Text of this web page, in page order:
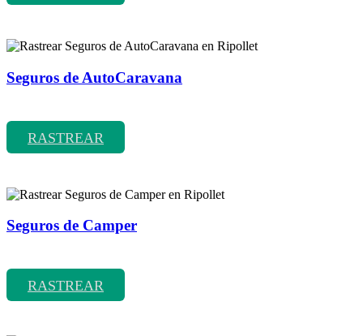
Seguros de AutoCaravana
RASTREAR
Seguros de Camper
RASTREAR